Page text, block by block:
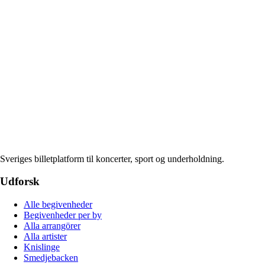
Sveriges billetplatform til koncerter, sport og underholdning.
Udforsk
Alle begivenheder
Begivenheder per by
Alla arrangörer
Alla artister
Knislinge
Smedjebacken